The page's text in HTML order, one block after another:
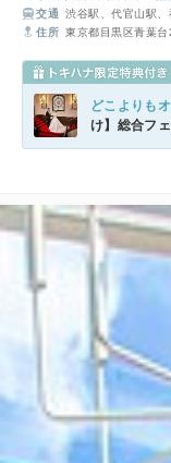
交通
渋谷駅、代官山駅、
住所 東京都目黒区青葉
どこよりもオ
け】総合フ